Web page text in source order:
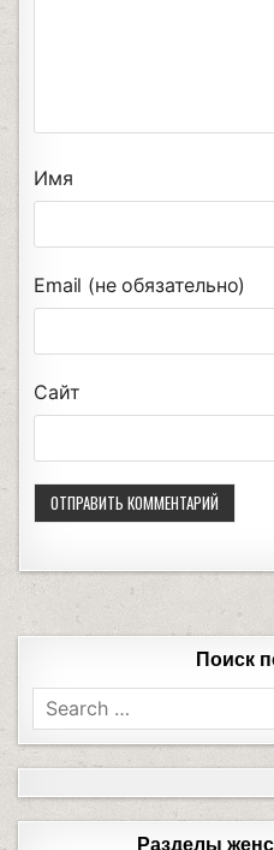
Имя
Email (не обязательно)
Сайт
Поиск
Разделы